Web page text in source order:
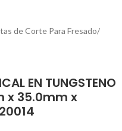
de Corte Para Fresado
EN TUNGSTENO
x 35.0mm x